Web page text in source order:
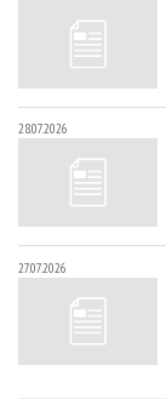
28.07.2026
27.07.2026